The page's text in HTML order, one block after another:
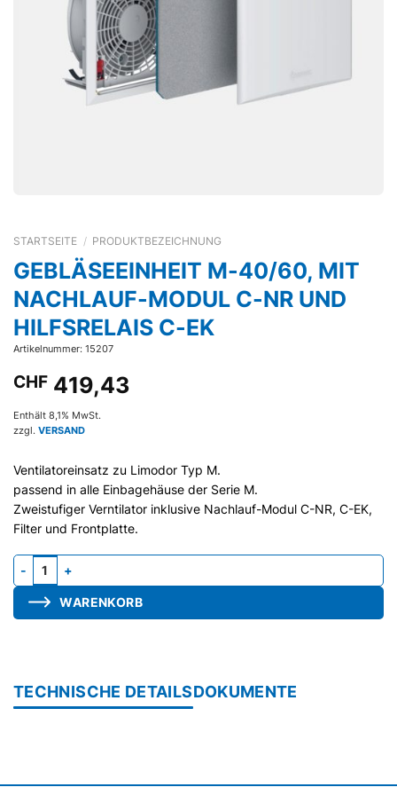
STARTSEITE / PRODUKTBEZEICHNUNG
GEBLÄSEEINHEIT M-40/60, MIT
NACHLAUF-MODUL C-NR UND
HILFSRELAIS C-EK
Artikelnummer: 15207
CHF 419,43
Enthält 8,1% MwSt.
zzgl. VERSAND
Ventilatoreinsatz zu Limodor Typ M.
passend in alle Einbagehäuse der Serie M.
Zweistufiger Verntilator inklusive Nachlauf-Modul C-NR, C-EK,
Filter und Frontplatte.
Gebläseeinheit M-40/60, mit Nachlauf-Modul C-NR und Hilfsrelais
WARENKORB
TECHNISCHE DETAILSDOKUMENTE